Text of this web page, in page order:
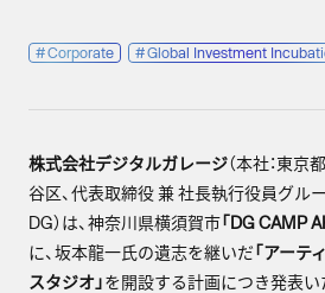
#Corporate #Global Investment
株式会社デジタルガレージ（本社：東京
谷区、代表取締役 兼 社長執行役員グルー
DG）は、神奈川県横須賀市「DG CAMP
に、坂本龍一氏の遺志を継いだ「アーテ
スタジオ」を開設する計画につき発表い